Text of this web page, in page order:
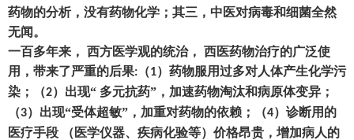
药物的分析， 没有药物化学 ； 其三 ， 中医对病毒和细菌全然
无闻。
一百多年来 ， 西方医学观的统治， 西医药物治疗的广泛使
用 ， 带来了严重的后果: （1） 药物服用过多对人体产生化学污
染 ；（2） 出现“ 多元抗药” ， 加速药物淘汰和病原体变异 ；
（3） 出现“受体超敏” ， 加重对药物的依赖 ；（4） 诊断用的
医疗手段
（ 医学仪器、疾病化验等） 价格昂贵 ， 增加病人的